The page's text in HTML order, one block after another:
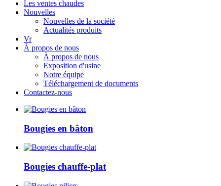
Les ventes chaudes
Nouvelles
Nouvelles de la société
Actualités produits
Vr
À propos de nous
À propos de nous
Exposition d'usine
Notre équipe
Téléchargement de documents
Contactez-nous
Bougies en bâton
Bougies chauffe-plat